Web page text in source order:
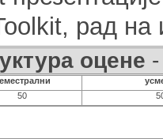
рад на
оцене
50